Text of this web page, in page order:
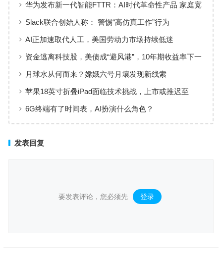
华为发布新一代智能FTTR：AI时代革命性产品 家庭宽
带变智能体
Slack联合创始人称： 警惕“高仿真工作”行为
AI正加速取代人工，美国劳动力市场持续低迷
资金逃离科技股，美债成“避风港”，10年期收益率下一
步迈向3.5%？
月球水从何而来？嫦娥六号月壤发现新线索
苹果18英寸折叠iPad面临技术挑战，上市或推迟至
2029年后
6G终端有了时间表，AI扮演什么角色？
发表回复
要发表评论，您必须先 登录 。